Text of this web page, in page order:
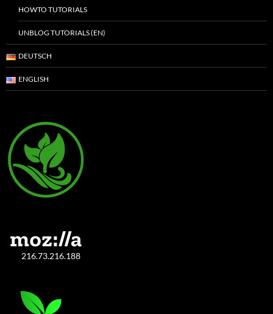
HOWTO TUTORIALS
UNBLOG TUTORIALS (EN)
DEUTSCH
ENGLISH
216.73.216.188